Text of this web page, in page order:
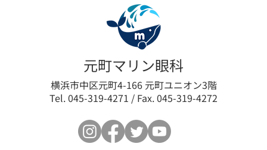
眼瞼下垂の新たな選択肢「ア
ップニーク®ミニ点眼液
0.1%」取扱い開始のお知らせ
元町マリン眼科
横浜市中区元町4-166 元町ユニオン3階
Tel. 045-319-4271 / Fax. 045-319-4272